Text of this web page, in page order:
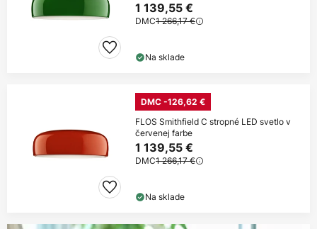
1 139,55 €
DMC1 266,17 €
Na sklade
DMC -126,62 €
FLOS Smithfield C stropné LED svetlo v
červenej farbe
1 139,55 €
DMC1 266,17 €
Na sklade